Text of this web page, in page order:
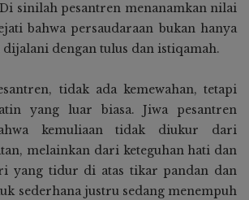
sinilah pesantren menanamkan nilai
bahwa persaudaraan bukan hanya
dengan tulus dan istiqamah.
tidak ada kemewahan, tetapi
yang luar biasa. Jiwa pesantren
kemuliaan tidak diukur dari
melainkan dari keteguhan hati dan
yang tidur di atas tikar pandan dan
sederhana justru sedang menempuh